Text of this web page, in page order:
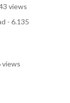
views
- 6.135
views